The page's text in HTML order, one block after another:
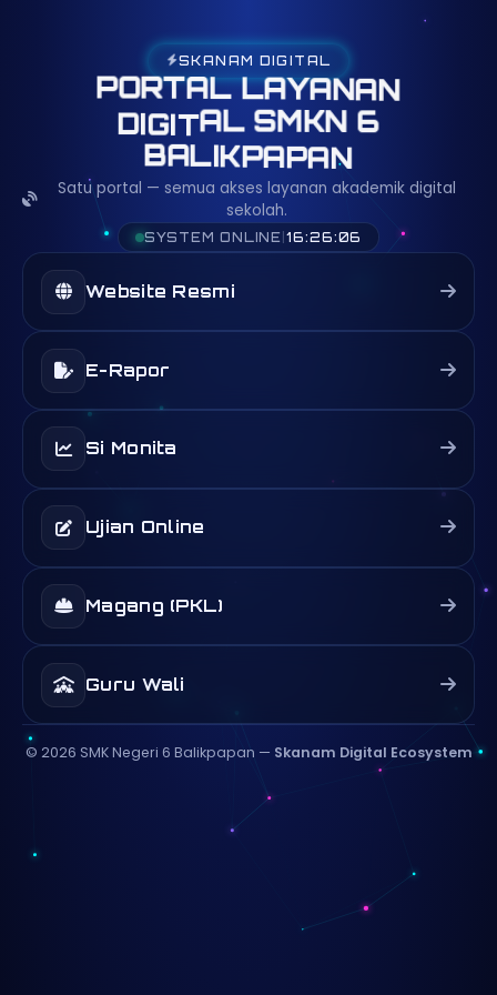
SKANAM DIGITAL
PORTAL LAYANAN
DIGITAL SMKN 6
BALIKPAPAN
Satu portal — semua akses layanan akademik digital
sekolah.
SYSTEM ONLINE |16:26:06
Website Resmi
E-Rapor
Si Monita
Ujian Online
Magang (PKL)
Guru Wali
© 2026 SMK Negeri 6 Balikpapan — Skanam Digital Ecosystem